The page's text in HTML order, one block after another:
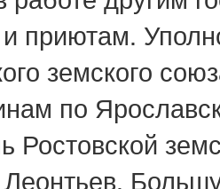
приютам.
земского
по
Ростовской